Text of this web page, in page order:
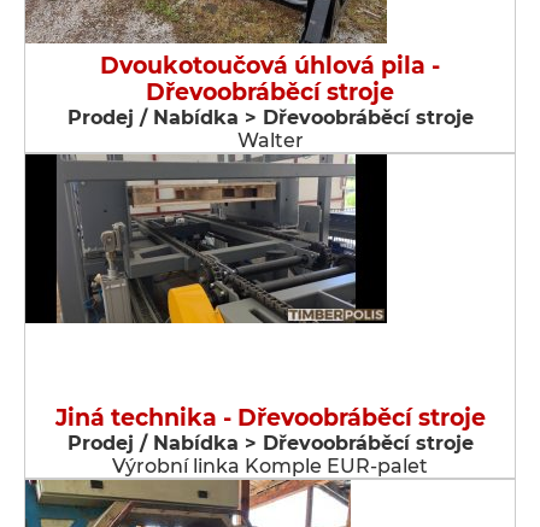
Dvoukotoučová úhlová pila -
Dřevoobráběcí stroje
Prodej / Nabídka > Dřevoobráběcí stroje
Walter
Jiná technika - Dřevoobráběcí stroje
Prodej / Nabídka > Dřevoobráběcí stroje
Výrobní linka Komple EUR-palet